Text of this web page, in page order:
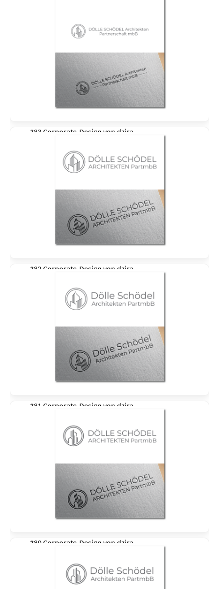
#83 Corporate-Design von dzira
#82 Corporate-Design von dzira
#81 Corporate-Design von dzira
#80 Corporate-Design von dzira